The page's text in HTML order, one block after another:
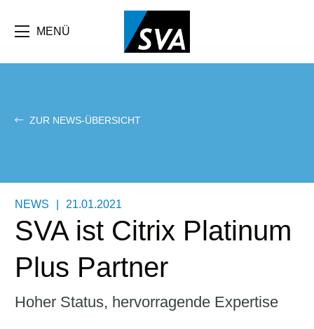
Inhalt
MENÜ
ZUR NEWS-ÜBERSICHT
NEWS 21.01.2021
SVA ist Citrix Platinum
Plus Partner
Hoher Status, hervorragende Expertise